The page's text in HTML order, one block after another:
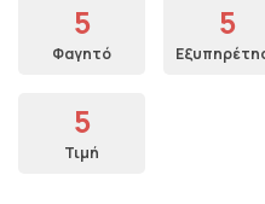
5
Φαγητό
5
5
Τιμή